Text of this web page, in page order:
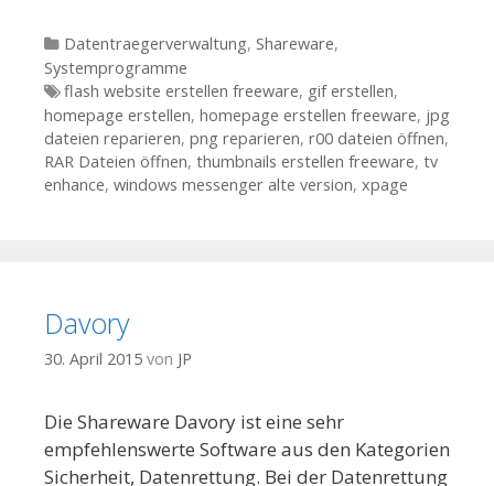
Kategorien
Datentraegerverwaltung, Shareware,
Systemprogramme
Tags
flash website erstellen freeware, gif erstellen,
homepage erstellen, homepage erstellen freeware, jpg
dateien reparieren, png reparieren, r00 dateien öffnen,
RAR Dateien öffnen, thumbnails erstellen freeware, tv
enhance, windows messenger alte version, xpage
Davory
30. April 2015 von JP
Die Shareware Davory ist eine sehr
empfehlenswerte Software aus den Kategorien
Sicherheit, Datenrettung. Bei der Datenrettung